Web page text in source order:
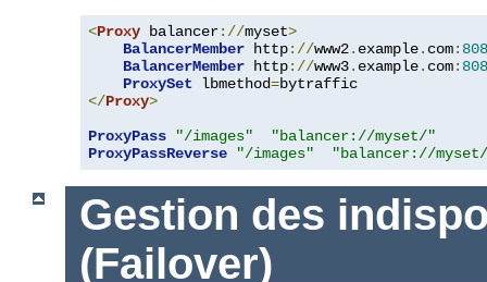
<Proxy balancer://myset>
BalancerMember http://www2. example. com:
BalancerMember http://www3. example. com:
ProxySet lbmethod=
</Proxy>
ProxyPass
"/images"
"balancer://myset/"
ProxyPassReverse
"/images" "balancer://
Gestion des
(Failover)